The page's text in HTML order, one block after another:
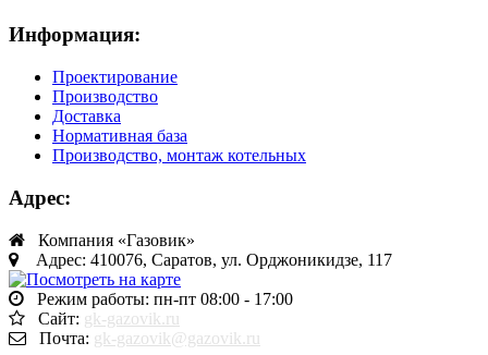
Информация:
Проектирование
Производство
Доставка
Нормативная база
Производство, монтаж котельных
Адрес:
Компания «Газовик»
Адрес: 410076, Саратов, ул. Орджоникидзе, 117
Режим работы: пн-пт 08:00 - 17:00
Сайт: gk-gazovik.ru
Почта: gk-gazovik@gazovik.ru